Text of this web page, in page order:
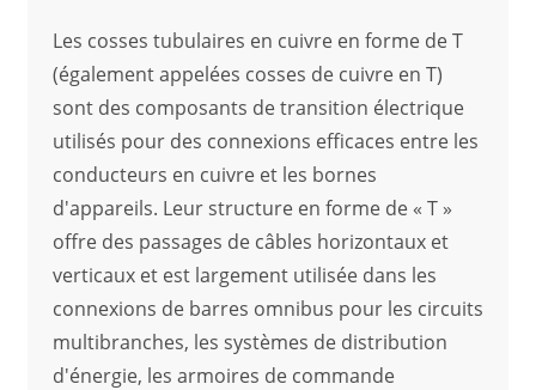
Les cosses tubulaires en cuivre en forme de T
(également appelées cosses de cuivre en T)
sont des composants de transition électrique
utilisés pour des connexions efficaces entre les
conducteurs en cuivre et les bornes
d'appareils. Leur structure en forme de « T »
offre des passages de câbles horizontaux et
verticaux et est largement utilisée dans les
connexions de barres omnibus pour les circuits
multibranches, les systèmes de distribution
d'énergie, les armoires de commande